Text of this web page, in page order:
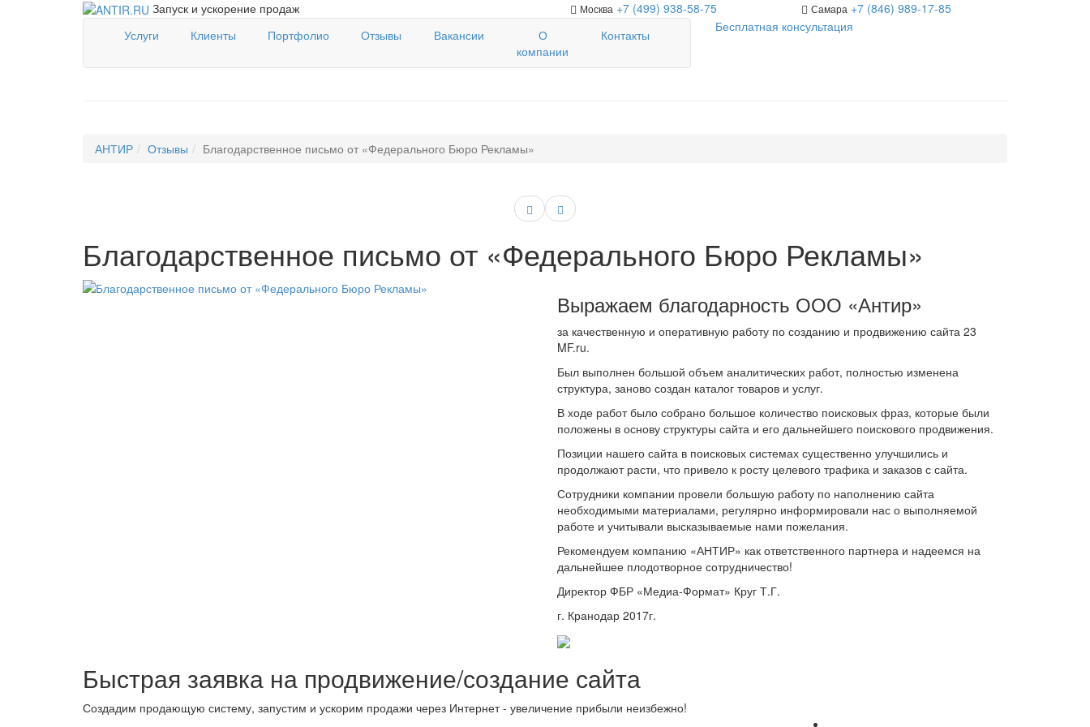
Запуск и ускорение продаж Москва +7 (499) 938-58-75 Самара +7 (846) 989-17-85
Бесплатная консультация
Услуги Клиенты Портфолио Отзывы Вакансии
О
компании
Контакты
АНТИР Отзывы Благодарственное письмо от «Федерального Бюро Рекламы»
Благодарственное письмо от «Федерального Бюро Рекламы»
Выражаем благодарность ООО «Антир»
за качественную и оперативную работу по созданию и продвижению сайта 23
MF.ru.
Был выполнен большой объем аналитических работ, полностью изменена
структура, заново создан каталог товаров и услуг.
В ходе работ было собрано большое количество поисковых фраз, которые были
положены в основу структуры сайта и его дальнейшего поискового продвижения.
Позиции нашего сайта в поисковых системах существенно улучшились и
продолжают расти, что привело к росту целевого трафика и заказов с сайта.
Сотрудники компании провели большую работу по наполнению сайта
необходимыми материалами, регулярно информировали нас о выполняемой
работе и учитывали высказываемые нами пожелания.
Рекомендуем компанию «АНТИР» как ответственного партнера и надеемся на
дальнейшее плодотворное сотрудничество!
Директор ФБР «Медиа-Формат» Круг Т.Г.
г. Кранодар 2017г.
Быстрая заявка на продвижение/создание сайта
Создадим продающую систему, запустим и ускорим продажи через Интернет - увеличение прибыли неизбежно!